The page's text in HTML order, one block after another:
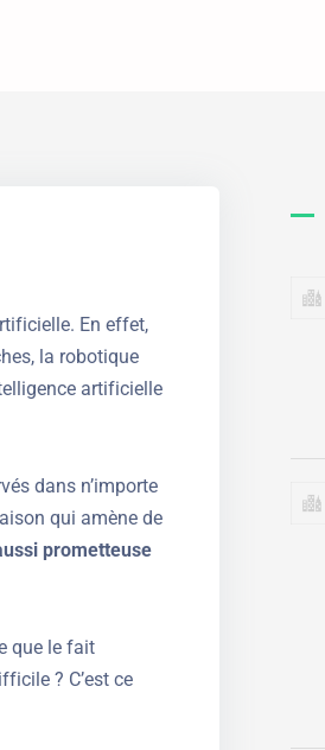
En effet,
la robotique
artificielle
dans n’importe
qui amène de
prometteuse
que le fait
? C’est ce